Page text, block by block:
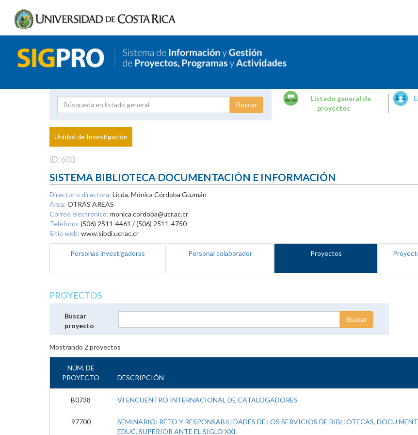
Proyecto
Investigador
Listado general de
proyectos
Unidad de Investigación
ID: 603
SISTEMA BIBLIOTECA DOCUMENTACIÓN E INFORMACIÓN
Director o directora: Licda. Mónica Córdoba Guzmán
Área: OTRAS AREAS
Correo electrónico: monica.cordoba@ucr.ac.cr
Teléfono: (506) 2511-4461 / (506) 2511-4750
Sitio web: www.sibdi.ucr.ac.cr
Personas investigadoras Personal colaborador Proyectos
PROYECTOS
Buscar
proyecto
Mostrando 2 proyectos
NÚM. DE
PROYECTO
DESCRIPCIÓN
B0738 VI ENCUENTRO INTERNACIONAL DE CATALOGADORES
97700
SEMINARIO: RETO Y RESPONSABILIDADES DE LOS SERVICIOS DE BIBLIOTECAS, DOCU
EDUC. SUPERIOR ANTE EL SIGLO XXI